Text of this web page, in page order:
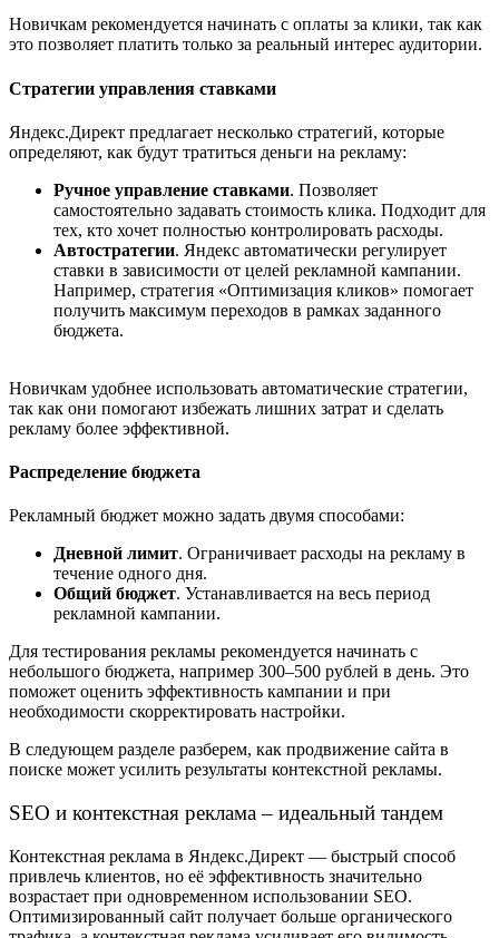
Новичкам рекомендуется начинать с оплаты за клики, так как
это позволяет платить только за реальный интерес аудитории.
Стратегии управления ставками
Яндекс.Директ предлагает несколько стратегий, которые
определяют, как будут тратиться деньги на рекламу:
Ручное управление ставками. Позволяет
самостоятельно задавать стоимость клика. Подходит для
тех, кто хочет полностью контролировать расходы.
Автостратегии. Яндекс автоматически регулирует
ставки в зависимости от целей рекламной кампании.
Например, стратегия «Оптимизация кликов» помогает
получить максимум переходов в рамках заданного
бюджета.
Новичкам удобнее использовать автоматические стратегии,
так как они помогают избежать лишних затрат и сделать
рекламу более эффективной.
Распределение бюджета
Рекламный бюджет можно задать двумя способами:
Дневной лимит. Ограничивает расходы на рекламу в
течение одного дня.
Общий бюджет. Устанавливается на весь период
рекламной кампании.
Для тестирования рекламы рекомендуется начинать с
небольшого бюджета, например 300–500 рублей в день. Это
поможет оценить эффективность кампании и при
необходимости скорректировать настройки.
В следующем разделе разберем, как продвижение сайта в
поиске может усилить результаты контекстной рекламы.
SEO и контекстная реклама – идеальный тандем
Контекстная реклама в Яндекс.Директ — быстрый способ
привлечь клиентов, но её эффективность значительно
возрастает при одновременном использовании SEO.
Оптимизированный сайт получает больше органического